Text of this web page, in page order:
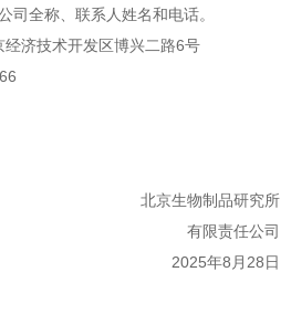
司全称、联系人姓名和电话。
经济技术开发区博兴二路6号
北京生物制品研究所
有限责任公司
2025年8月28日